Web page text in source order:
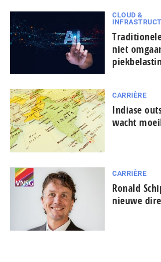
CLOUD &
niet
CARRIÈRE
Indiase
wacht
CARRIÈRE
Ronald
nieuwe